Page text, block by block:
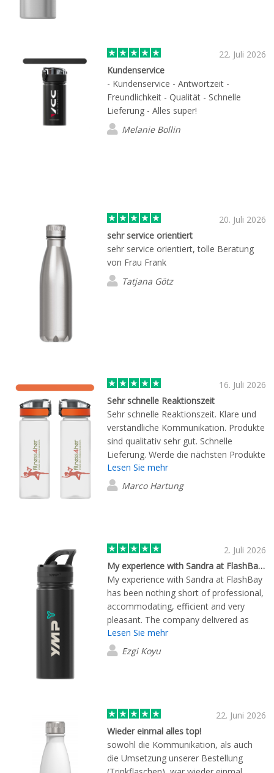
22. Juli 2026
Kundenservice
- Kundenservice - Antwortzeit -
Freundlichkeit - Qualität - Schnelle
Lieferung - Alles super!
Melanie Bollin
20. Juli 2026
sehr service orientiert
sehr service orientiert, tolle Beratung
von Frau Frank
Tatjana Götz
16. Juli 2026
Sehr schnelle Reaktionszeit
Sehr schnelle Reaktionszeit. Klare und
verständliche Kommunikation. Produkte
sind qualitativ sehr gut. Schnelle
Lieferung. Werde die nächsten Produkte
dort wieder kaufen.
Lesen Sie mehr
Marco Hartung
2. Juli 2026
My experience with Sandra at FlashBay…
My experience with Sandra at FlashBay
has been nothing short of professional,
accommodating, efficient and very
pleasant. The company delivered as
promised as well but my experience
with Sandra was the reason I
continuously ordered.
Lesen Sie mehr
Ezgi Koyu
22. Juni 2026
Wieder einmal alles top!
sowohl die Kommunikation, als auch
die Umsetzung unserer Bestellung